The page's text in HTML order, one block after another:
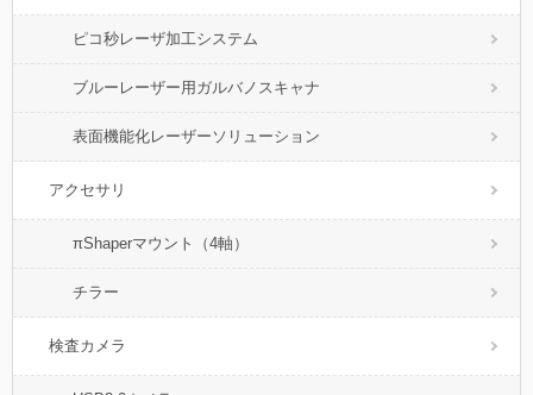
ピコ秒レーザ加工システム
ブルーレーザー用ガルバノスキャナ
表面機能化レーザーソリューション
アクセサリ
πShaperマウント（4軸）
チラー
検査カメラ